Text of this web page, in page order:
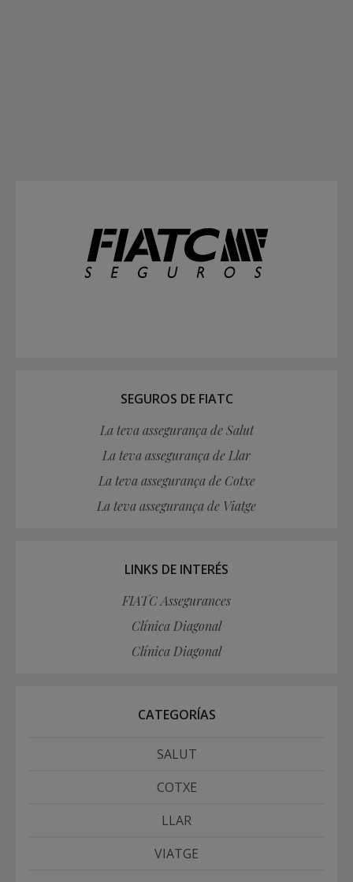
SEGUROS DE FIATC
La teva assegurança de Salut
La teva assegurança de Llar
La teva assegurança de Cotxe
La teva assegurança de Viatge
LINKS DE INTERÉS
FIATC Assegurances
Clínica Diagonal
Clínica Diagonal
CATEGORÍAS
SALUT
COTXE
LLAR
VIATGE